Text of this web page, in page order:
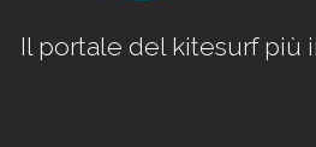
Il portale del kitesurf più